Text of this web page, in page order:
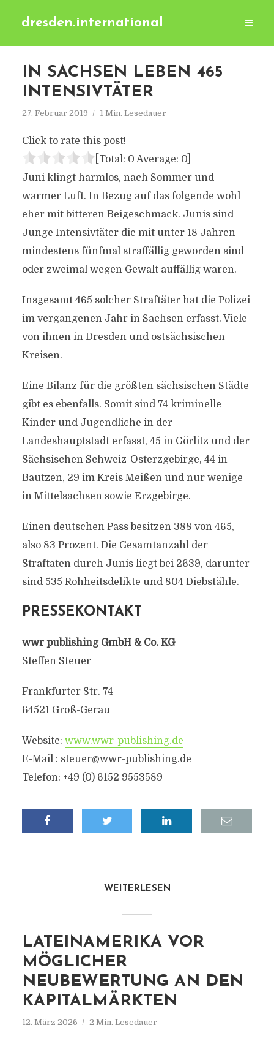
dresden.international
IN SACHSEN LEBEN 465
INTENSIVTÄTER
27. Februar 2019 1 Min. Lesedauer
Click to rate this post!
[Total: 0 Average: 0]
Juni klingt harmlos, nach Sommer und
warmer Luft. In Bezug auf das folgende wohl
eher mit bitteren Beigeschmack. Junis sind
Junge Intensivtäter die mit unter 18 Jahren
mindestens fünfmal straffällig geworden sind
oder zweimal wegen Gewalt auffällig waren.
Insgesamt 465 solcher Straftäter hat die Polizei
im vergangenen Jahr in Sachsen erfasst. Viele
von ihnen in Dresden und ostsächsischen
Kreisen.
Eine Bilanz für die größten sächsischen Städte
gibt es ebenfalls. Somit sind 74 kriminelle
Kinder und Jugendliche in der
Landeshauptstadt erfasst, 45 in Görlitz und der
Sächsischen Schweiz-Osterzgebirge, 44 in
Bautzen, 29 im Kreis Meißen und nur wenige
in Mittelsachsen sowie Erzgebirge.
Einen deutschen Pass besitzen 388 von 465,
also 83 Prozent. Die Gesamtanzahl der
Straftaten durch Junis liegt bei 2639, darunter
sind 535 Rohheitsdelikte und 804 Diebstähle.
PRESSEKONTAKT
wwr publishing GmbH & Co. KG
Steffen Steuer
Frankfurter Str. 74
64521 Groß-Gerau
Website: www.wwr-publishing.de
E-Mail : steuer@wwr-publishing.de
Telefon: +49 (0) 6152 9553589
WEITERLESEN
LATEINAMERIKA VOR
MÖGLICHER
NEUBEWERTUNG AN DEN
KAPITALMÄRKTEN
12. März 2026 2 Min. Lesedauer